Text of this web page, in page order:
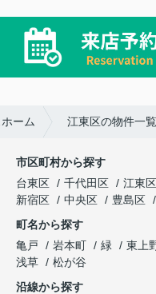
ーム 江東区の物件一覧
市区町村から探す
台東区
千代田区 江東区
新宿区
中央区 豊島区
町名から探す
亀戸
岩本町 緑 東上
浅草
松が谷
沿線から探す